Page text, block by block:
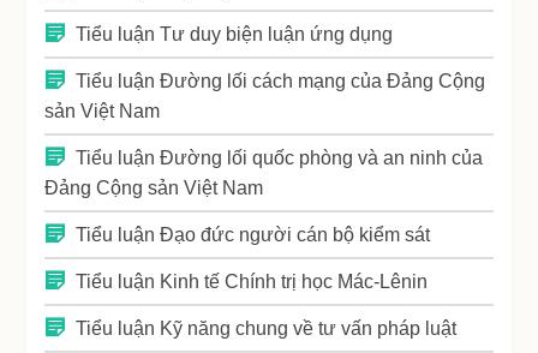
Tiểu luận Tư duy biện luận ứng dụng
Tiểu luận Đường lối cách mạng của Đảng Cộng
sản Việt Nam
Tiểu luận Đường lối quốc phòng và an ninh của
Đảng Cộng sản Việt Nam
Tiểu luận Đạo đức người cán bộ kiểm sát
Tiểu luận Kinh tế Chính trị học Mác-Lênin
Tiểu luận Kỹ năng chung về tư vấn pháp luật